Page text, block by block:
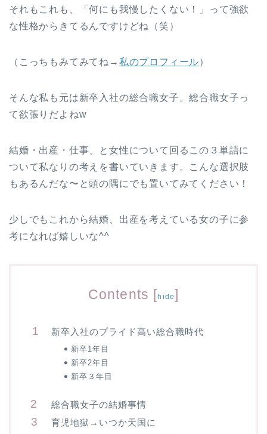
それもこれも、「何にも我慢したくない！」って強欲
な性格からきてるんですけどね（笑）
（こっちもみてみてね→ 私のプロフィール）
そんな私も元は新卒入社の総合職女子。総合職女子っ
て欲張りだよねw
結婚・出産・仕事、と女性について回るこの３単語に
ついて私なりの考えを書いていきます。こんな選択肢
もあるんだな〜と頭の隅にでも置いてみてください！
少しでもこれから結婚、出産を考えている女の子に参
考になれば嬉しいな^^
Contents [hide]
新卒入社のプライド高い総合職時代
新卒1年目
新卒2年目
新卒３年目
総合職女子の結婚事情
育児地獄→いつか天国に